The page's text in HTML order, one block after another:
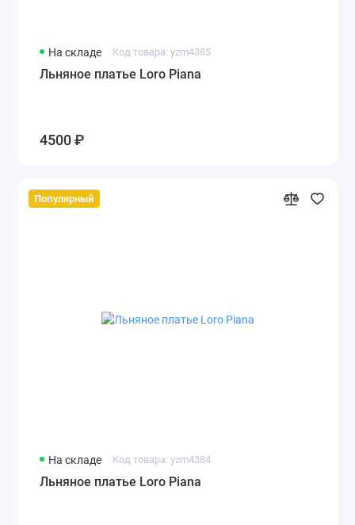
На складе Код товара: yzm4385
Льняное платье Loro Piana
4500 ₽
Популярный
На складе Код товара: yzm4384
Льняное платье Loro Piana